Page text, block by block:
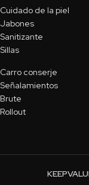
Cuidado de la piel
Jabones
Sanitizante
Sillas
Carro conserje
Señalamientos
Brute
Rollout